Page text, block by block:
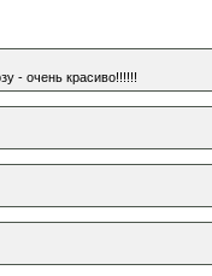
- очень красиво!!!!!!